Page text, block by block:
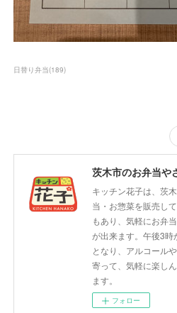
日替り弁当(189)
キッチン花子は、茨
当・お惣菜を販売し
もあり、気軽にお弁
が出来ます。午後3時
となり、アルコール
寄って、気軽に楽し
ます。
フォロー